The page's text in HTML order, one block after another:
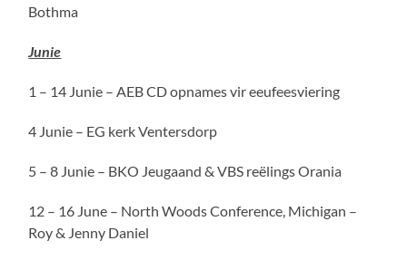
Bothma
Junie
1 – 14 Junie – AEB CD opnames vir eeufeesviering
4 Junie – EG kerk Ventersdorp
5 – 8 Junie – BKO Jeugaand & VBS reëlings Orania
12 – 16 June – North Woods Conference, Michigan –
Roy & Jenny Daniel